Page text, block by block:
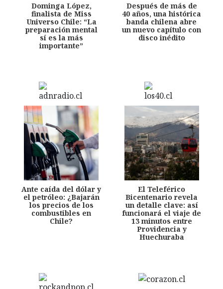
Dominga López,
finalista de Miss
Universo Chile: “La
preparación mental
sí es la más
importante”
Después de más de
40 años, una histórica
banda chilena abre
un nuevo capítulo con
disco inédito
Ante caída del dólar y
el petróleo: ¿Bajarán
los precios de los
combustibles en
Chile?
El Teleférico
Bicentenario revela
un detalle clave: así
funcionará el viaje de
13 minutos entre
Providencia y
Huechuraba